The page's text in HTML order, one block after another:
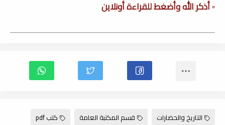
▫️ أذكر الله وأضغط للقراءة أونلاين
التاريخ والحضارات قسم المكتبة العامة كتب pdf